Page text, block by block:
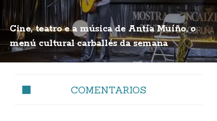
Cine, teatro e a música de Antía Muíño, o
menú cultural carballés da semana
COMENTARIOS